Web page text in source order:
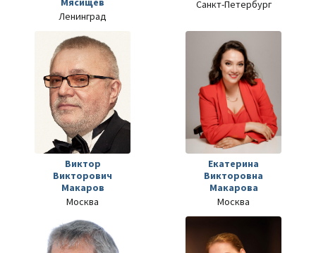
Ленинград
Санкт-Петербург
Виктор
Викторович
Макаров
Москва
Екатерина
Викторовна
Макарова
Москва